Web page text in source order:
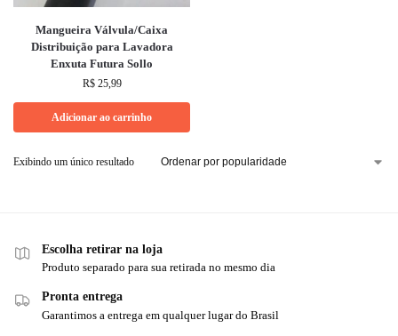
Mangueira Válvula/Caixa
Distribuição para Lavadora
Enxuta Futura Sollo
R$25,99
Adicionar ao carrinho
Exibindo um único resultado
Escolha retirar na loja
Produto separado para sua retirada no mesmo dia
Pronta entrega
Garantimos a entrega em qualquer lugar do Brasil